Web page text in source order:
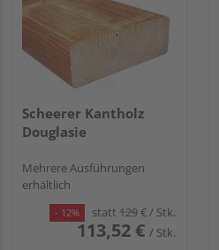
Scheerer Kantholz
Douglasie
Mehrere Ausführungen
erhältlich
- 12% statt 129€/ Stk.
113,52 € / Stk.